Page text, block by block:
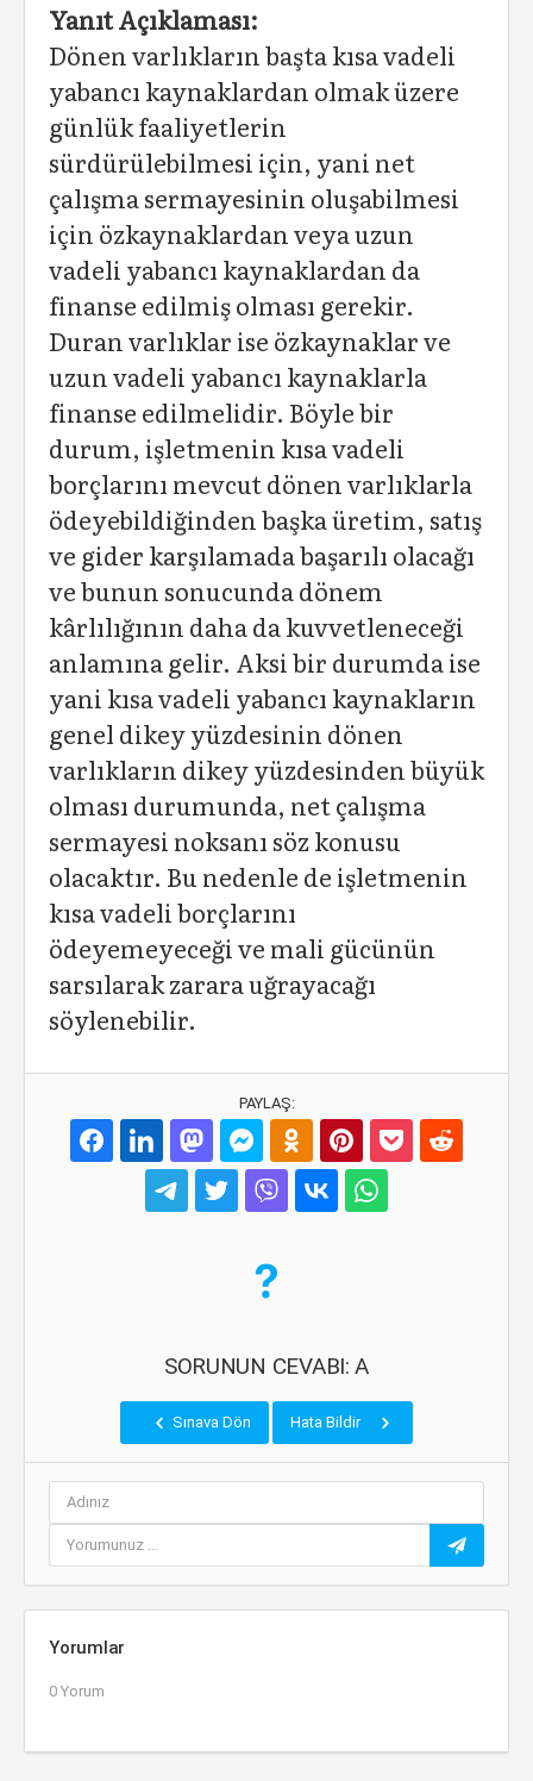
Yanıt Açıklaması:
Dönen varlıkların başta kısa vadeli
yabancı kaynaklardan olmak üzere
günlük faaliyetlerin
sürdürülebilmesi için, yani net
çalışma sermayesinin oluşabilmesi
için özkaynaklardan veya uzun
vadeli yabancı kaynaklardan da
finanse edilmiş olması gerekir.
Duran varlıklar ise özkaynaklar ve
uzun vadeli yabancı kaynaklarla
finanse edilmelidir. Böyle bir
durum, işletmenin kısa vadeli
borçlarını mevcut dönen varlıklarla
ödeyebildiğinden başka üretim, satış
ve gider karşılamada başarılı olacağı
ve bunun sonucunda dönem
kârlılığının daha da kuvvetleneceği
anlamına gelir. Aksi bir durumda ise
yani kısa vadeli yabancı kaynakların
genel dikey yüzdesinin dönen
varlıkların dikey yüzdesinden büyük
olması durumunda, net çalışma
sermayesi noksanı söz konusu
olacaktır. Bu nedenle de işletmenin
kısa vadeli borçlarını
ödeyemeyeceği ve mali gücünün
sarsılarak zarara uğrayacağı
söylenebilir.
PAYLAŞ:
SORUNUN CEVABI: A
Sınava Dön Hata Bildir
Yorumlar
0 Yorum